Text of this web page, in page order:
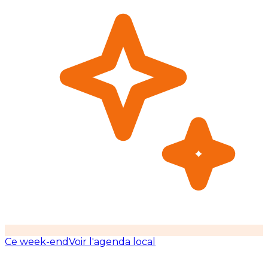
Ce week-endVoir l'agenda local